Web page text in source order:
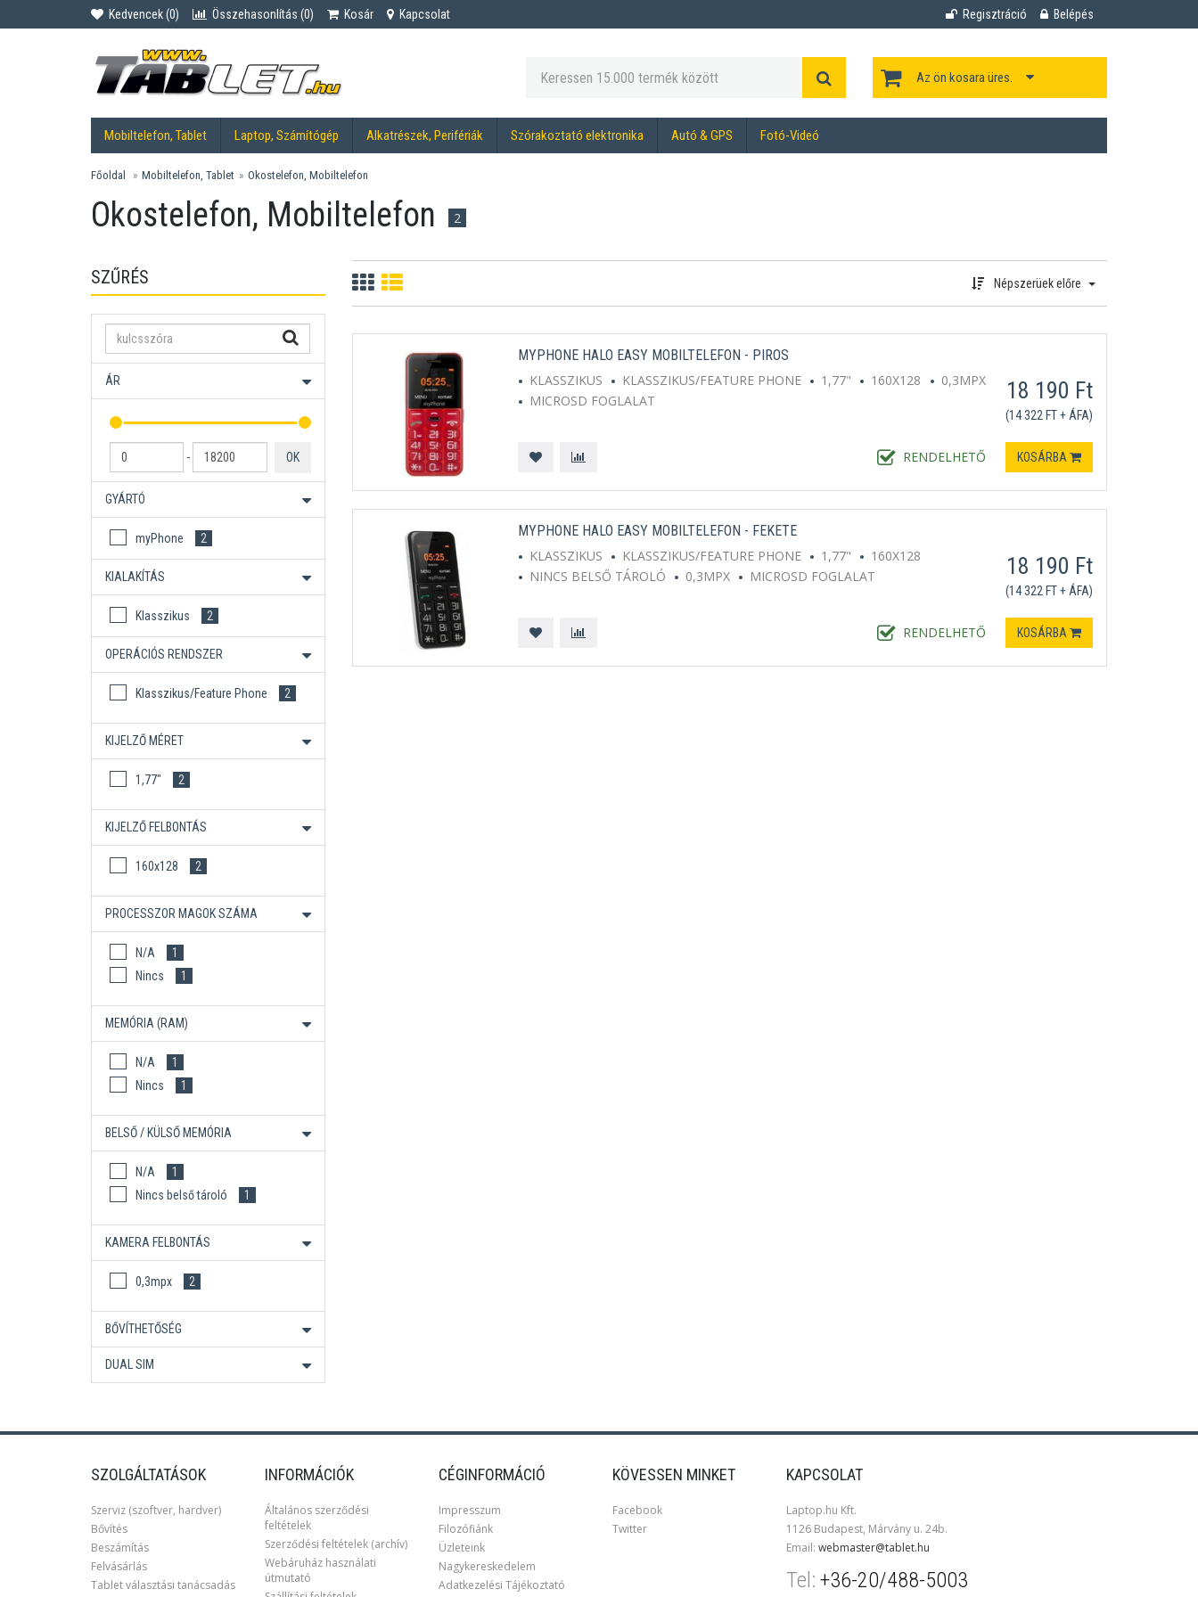
Kedvencek (0) Összehasonlítás (0) Kosár Kapcsolat Regisztráció Belépés
Az ön kosara üres.
Mobiltelefon, Tablet Laptop, Számítógép Alkatrészek, Perifériák Szórakoztató elektronika Autó & GPS Fotó-Videó
Főoldal Mobiltelefon, Tablet Okostelefon, Mobiltelefon
Okostelefon, Mobiltelefon 2
SZŰRÉS
ÁR
- OK
GYÁRTÓ
myPhone 2
KIALAKÍTÁS
Klasszikus 2
OPERÁCIÓS RENDSZER
Klasszikus/Feature Phone 2
KIJELZŐ MÉRET
1,77" 2
KIJELZŐ FELBONTÁS
160x128 2
PROCESSZOR MAGOK SZÁMA
N/A
1
Nincs
1
MEMÓRIA (RAM)
N/A
1
Nincs
1
BELSŐ / KÜLSŐ MEMÓRIA
N/A
1
Nincs belső tároló
1
KAMERA FELBONTÁS
0,3mpx 2
BŐVÍTHETŐSÉG
DUAL SIM
Népszerüek előre
MYPHONE HALO EASY MOBILTELEFON - PIROS
KLASSZIKUS
KLASSZIKUS/FEATURE PHONE 1,77" 160X128
0,3MPX
MICROSD FOGLALAT
RENDELHETŐ
18 190 Ft
(14 322 FT + ÁFA)
KOSÁRBA
MYPHONE HALO EASY MOBILTELEFON - FEKETE
KLASSZIKUS
KLASSZIKUS/FEATURE PHONE 1,77"
160X128
NINCS BELSŐ TÁROLÓ
0,3MPX MICROSD FOGLALAT
RENDELHETŐ
18 190 Ft
(14 322 FT + ÁFA)
KOSÁRBA
SZOLGÁLTATÁSOK
Szerviz (szoftver, hardver)
Bővítés
Beszámítás
Felvásárlás
Tablet választási tanácsadás
INFORMÁCIÓK
Általános szerződési
feltételek
Szerződési feltételek (archív)
Webáruház használati
útmutató
CÉGINFORMÁCIÓ
Impresszum
Filozófiánk
Üzleteink
Nagykereskedelem
Adatkezelési Tájékoztató
KÖVESSEN MINKET
Facebook
Twitter
KAPCSOLAT
Laptop.hu Kft.
1126 Budapest, Márvány u. 24b.
Email: webmaster@tablet.hu
Tel: +36-20/488-5003